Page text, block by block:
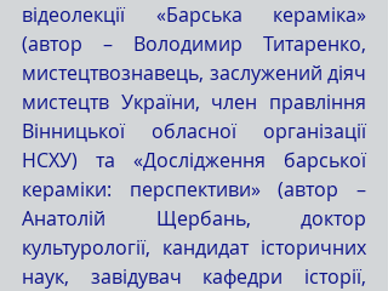
відеолекції «Барська кераміка»
(автор – Володимир Титаренко,
мистецтвознавець, заслужений діяч
мистецтв України, член правління
Вінницької обласної організації
НСХУ) та «Дослідження барської
кераміки: перспективи» (автор –
Анатолій Щербань, доктор
культурології, кандидат історичних
наук, завідувач кафедри історії,